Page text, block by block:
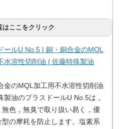
ここをクリック
ールU No.5 | 銅・銅合金のMQL
水溶性切削油 | 佐藤特殊製油
金のMQL加工用不水溶性切削油
製油のプラスドールU No.5は，
色，無臭で取り扱い易く，優
の摩耗を防止します。塩素系